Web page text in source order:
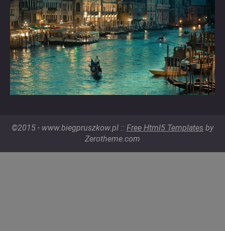
©2015 - www.biegpruszkow.pl :: Free Html5 Templates by
Zerotheme.com